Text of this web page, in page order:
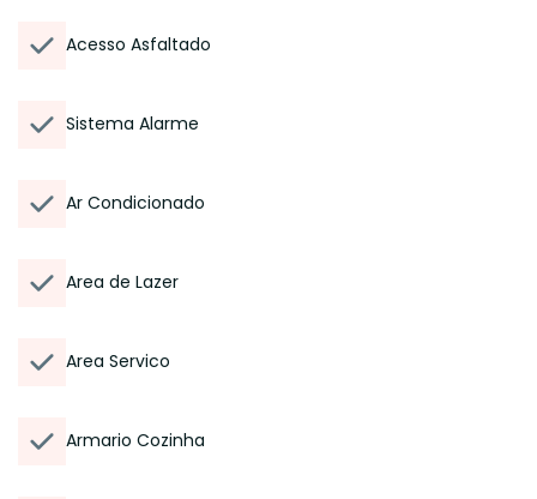
Acesso Asfaltado
Sistema Alarme
Ar Condicionado
Area de Lazer
Area Servico
Armario Cozinha